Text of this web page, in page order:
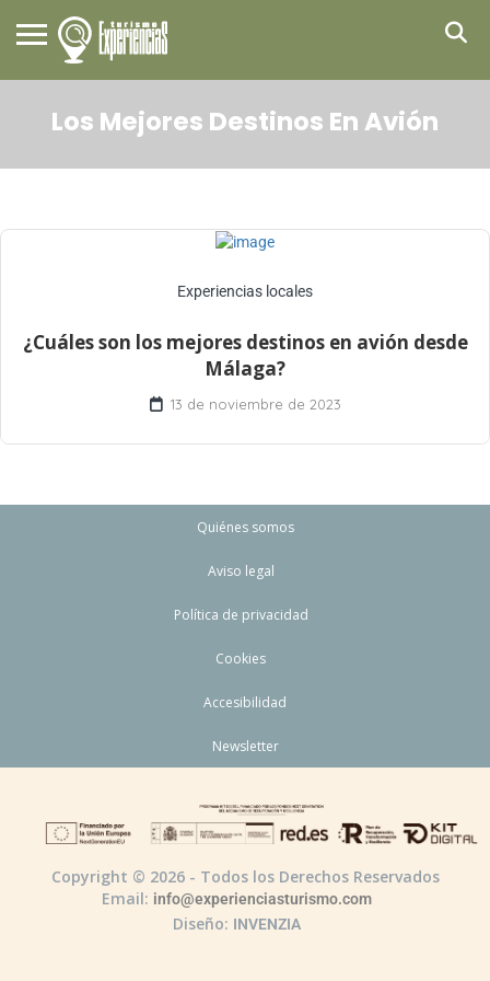
Los Mejores Destinos En Avión
Experiencias locales
¿Cuáles son los mejores destinos en avión desde
Málaga?
13 de noviembre de 2023
Quiénes somos
Aviso legal
Política de privacidad
Cookies
Accesibilidad
Newsletter
Copyright © 2026 - Todos los Derechos Reservados
Email: info@experienciasturismo.com
Diseño: INVENZIA